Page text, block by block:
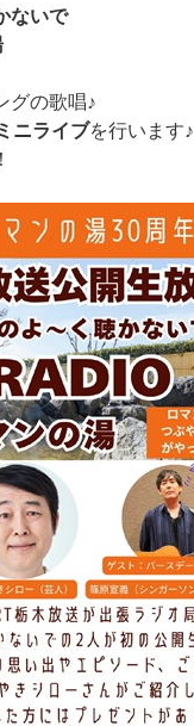
ないで
グの歌唱♪
ニライブを行います♪